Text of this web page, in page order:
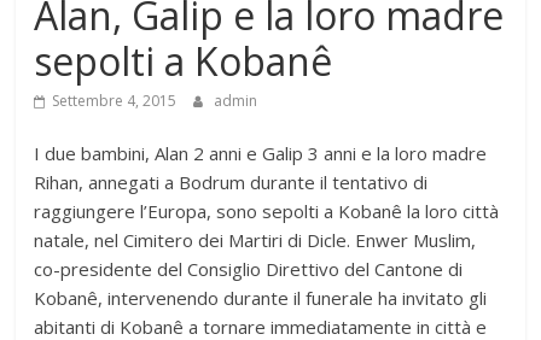
Alan, Galip e la loro madre
sepolti a Kobanê
Settembre 4, 2015 admin
I due bambini, Alan 2 anni e Galip 3 anni e la loro madre
Rihan, annegati a Bodrum durante il tentativo di
raggiungere l’Europa, sono sepolti a Kobanê la loro città
natale, nel Cimitero dei Martiri di Dicle. Enwer Muslim,
co-presidente del Consiglio Direttivo del Cantone di
Kobanê, intervenendo durante il funerale ha invitato gli
abitanti di Kobanê a tornare immediatamente in città e